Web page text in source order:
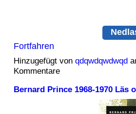
Fortfahren
Hinzugefügt von qdqwdqwdwqd
Kommentare
Bernard Prince 1968-1970 Läs